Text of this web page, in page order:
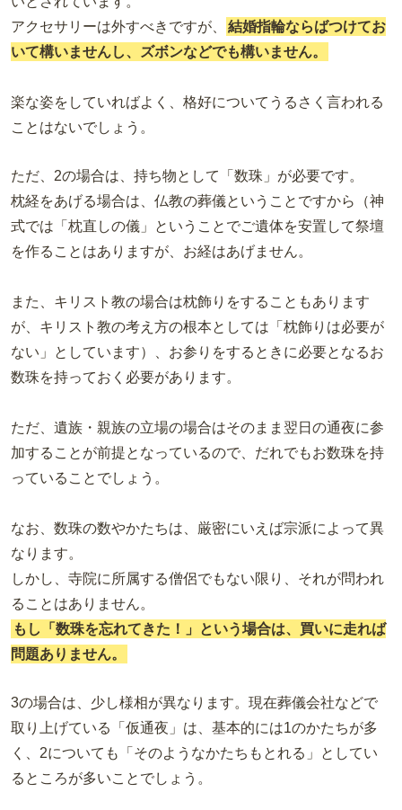
アクセサリーは外すべきですが、
結婚指輪ならばつけてお
いて構いませんし、ズボンなどでも構いません。
楽な姿をしていればよく、格好についてうるさく言われる
ことはないでしょう。
ただ、2の場合は、持ち物として「数珠」が必要です。
枕経をあげる場合は、仏教の葬儀ということですから（神
式では「枕直しの儀」ということでご遺体を安置して祭壇
を作ることはありますが、お経はあげません。
また、キリスト教の場合は枕飾りをすることもあります
が、キリスト教の考え方の根本としては「枕飾りは必要が
ない」としています）、お参りをするときに必要となるお
数珠を持っておく必要があります。
ただ、遺族・親族の立場の場合はそのまま翌日の通夜に参
加することが前提となっているので、だれでもお数珠を持
っていることでしょう。
なお、数珠の数やかたちは、厳密にいえば宗派によって異
なります。
しかし、寺院に所属する僧侶でもない限り、それが問われ
ることはありません。
もし「数珠を忘れてきた！」という場合は、買いに走れば
問題ありません。
3の場合は、少し様相が異なります。現在葬儀会社などで
取り上げている「仮通夜」は、基本的には1のかたちが多
く、2についても「そのようなかたちもとれる」としてい
るところが多いことでしょう。